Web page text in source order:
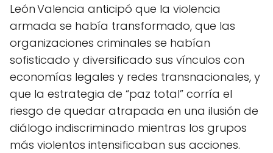
León Valencia anticipó que la violencia
armada se había transformado, que las
organizaciones criminales se habían
sofisticado y diversificado sus vínculos con
economías legales y redes transnacionales, y
que la estrategia de “paz total” corría el
riesgo de quedar atrapada en una ilusión de
diálogo indiscriminado mientras los grupos
más violentos intensificaban sus acciones.